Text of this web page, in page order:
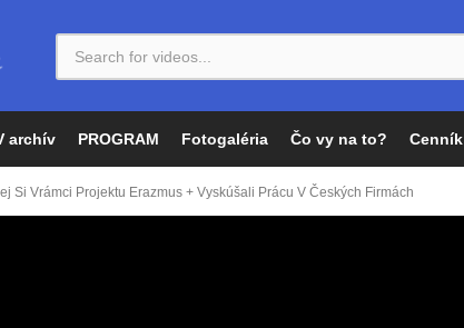
archív PROGRAM Fotogaléria Čo vy na to? Cenník
Si Vrámci Projektu Erazmus + Vyskúšali Prácu V Českých Firmách